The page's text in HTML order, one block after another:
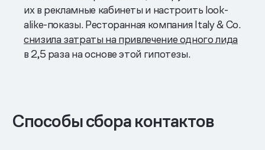
их в рекламные кабинеты и настроить look-
alike-показы. Ресторанная компания Italy & Co.
снизила затраты на привлечение одного лида
в 2,5 раза на основе этой гипотезы.
Способы сбора контактов